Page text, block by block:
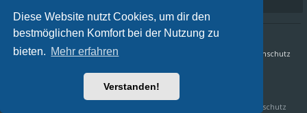
Diese Website nutzt Cookies, um dir den
bestmöglichen Komfort bei der Nutzung zu
bieten. Mehr erfahren
Verstanden!
Sternenschweif.com Nordlandtrilogie Forum Datenschutz
Alle Zeiten sindUTC+02:00
Aktuelle Zeit: 08. Aug 2026, 23:24
Datenschutz